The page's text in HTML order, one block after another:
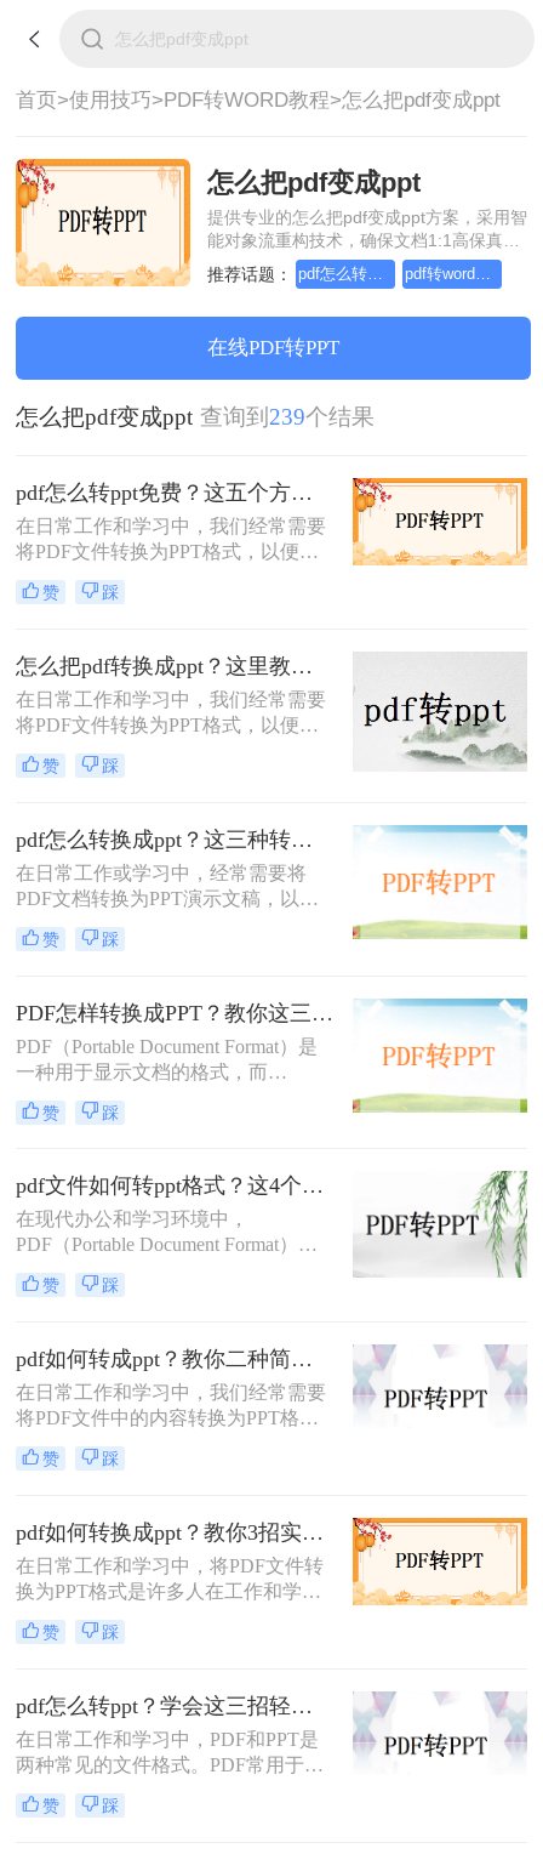
首页>使用技巧>PDF转WORD教程>怎么把pdf变成ppt
怎么把pdf变成ppt
提供专业的怎么把pdf变成ppt方案，采用智
能对象流重构技术，确保文档1:1高保真还
原且排版不乱码。支持一键批量处理，全
链路 SSL 加密保障隐私安全。助您快速实
公。
推荐话题： pdf怎么转word，这个方法简单又方便 pdf转word在线怎么操作，这个方法简单又方便
在线PDF转PPT
怎么把pdf变成ppt 查询到239个结果
pdf怎么转ppt免费？这五个方法请收好！方便又好用！
在日常工作和学习中，我们经常需要
将PDF文件转换为PPT格式，以便进
行演示或编辑。那么pdf怎么转ppt免
费呢？虽然市面上有许多付费的转换
转PPT方法，帮助你轻松实现文件格
式的转换。
赞 踩
怎么把pdf转换成ppt？这里教你这四种方法！
在日常工作和学习中，我们经常需要
将PDF文件转换为PPT格式，以便更
好地进行演示和编辑。那么怎么把
PDF转换成PPT呢？以下将介绍三种
PDF到PPT的转换。
赞 踩
pdf怎么转换成ppt？这三种转换方法分享给你!！
在日常工作或学习中，经常需要将
PDF文档转换为PPT演示文稿，以便
于更好地展示和编辑内容。
PDF（Portable Document Format）因
用，但PPT（PowerPoint）则因其动态
演示功能而备受青睐。那么pdf怎么转
换成ppt呢？本文将介绍三种将PDF转
换为PPT的高效方法，帮助您轻松完
成格式转换。
赞 踩
PDF怎样转换成PPT？教你这三种转换方法！
PDF（Portable Document Format）是
一种用于显示文档的格式，而
PPT（PowerPoint）是一种用于演示的
文件格式。PDF文件常用于保存文档
文件转换为PPT格式以便于制作演示
文稿。那么PDF怎样转换成PPT呢？
在本文中，我们将介绍三种方法，以
帮助您将PDF文件转换为PPT文件。
赞 踩
pdf文件如何转ppt格式？这4个方法请收好！方便又好用！
在现代办公和学习环境中，
PDF（Portable Document Format）因
其出色的跨平台兼容性和保持文档格
式不变的能力而广受欢迎。然而，在
件中的内容转换成PPT（PowerPoint
Presentation）格式，以便进行演示或
进一步编辑。那么pdf文件如何转ppt
格式呢？本文将详细介绍几种将PDF
文件转换为PPT格式的有效方法，帮
助您轻松应对这一需求。
赞 踩
pdf如何转成ppt？教你二种简单实用的转换方法!
在日常工作和学习中，我们经常需要
将PDF文件中的内容转换为PPT格
式，以便于演示和分享。那么PDF如
何转成PPT呢？以下是两种常用的方
换。
赞 踩
pdf如何转换成ppt？教你3招实用方法轻松搞定！
在日常工作和学习中，将PDF文件转
换为PPT格式是许多人在工作和学习
中常遇到的需求，特别是当需要将
PDF中的内容进行编辑、演示或分享
文将介绍三种常用的PDF转PPT的方
法。
赞 踩
pdf怎么转ppt？学会这三招轻松搞定转换！
在日常工作和学习中，PDF和PPT是
两种常见的文件格式。PDF常用于文
档的查看和分享，而PPT则更多地用
于制作演示文稿和进行演讲。有时，
赞 踩